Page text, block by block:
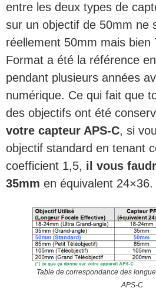
entre les deux types de
sur un objectif de 50mm ne
réellement 50mm mais bien
Format a été la référence
pendant plusieurs années
numérique. Ce qui fait que
des objectifs ont été
votre capteur APS-C, si
objectif standard en tenant
coefficient 1,5, il vous
35mm en équivalent 24×36.
Table de correspondance des
APS-C